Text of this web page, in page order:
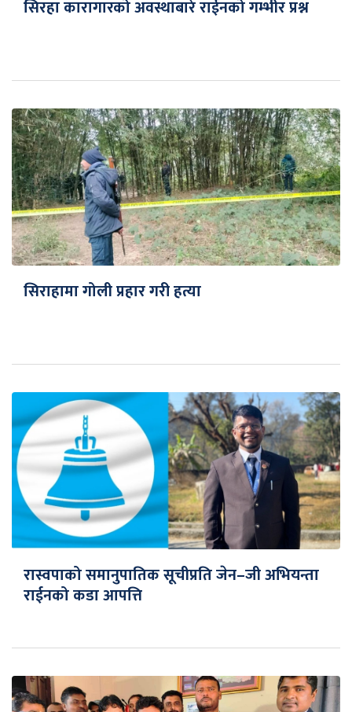
सिरहा कारागारको अवस्थाबारे राईनको गम्भीर प्रश्न
सिराहामा गोली प्रहार गरी हत्या
रास्वपाको समानुपातिक सूचीप्रति जेन–जी अभियन्ता
राईनको कडा आपत्ति